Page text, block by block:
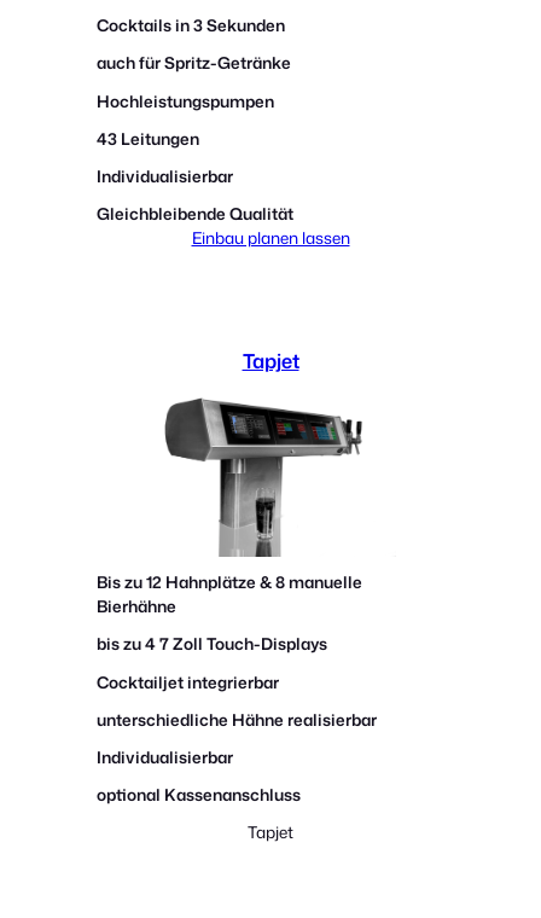
Cocktails in 3 Sekunden
auch für Spritz-Getränke
Hochleistungspumpen
43 Leitungen
Individualisierbar
Gleichbleibende Qualität
Einbau planen lassen
Tapjet
Bis zu 12 Hahnplätze & 8 manuelle
Bierhähne
bis zu 47 Zoll Touch-Displays
Cocktailjet integrierbar
unterschiedliche Hähne realisierbar
Individualisierbar
optional Kassenanschluss
Tapjet